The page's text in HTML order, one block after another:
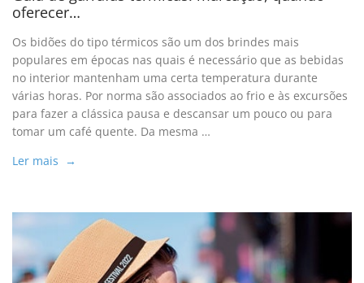
oferecer…
Os bidões do tipo térmicos são um dos brindes mais
populares em épocas nas quais é necessário que as bebidas
no interior mantenham uma certa temperatura durante
várias horas. Por norma são associados ao frio e às excursões
para fazer a clássica pausa e descansar um pouco ou para
tomar um café quente. Da mesma …
Ler mais →